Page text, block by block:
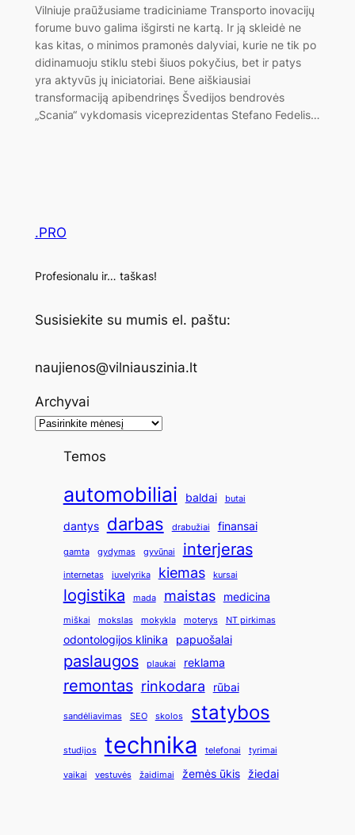
Vilniuje praūžusiame tradiciniame Transporto inovacijų
forume buvo galima išgirsti ne kartą. Ir ją skleidė ne
kas kitas, o minimos pramonės dalyviai, kurie ne tik po
didinamuoju stiklu stebi šiuos pokyčius, bet ir patys
yra aktyvūs jų iniciatoriai. Bene aiškiausiai
transformaciją apibendrinęs Švedijos bendrovės
„Scania“ vykdomasis viceprezidentas Stefano Fedelis…
.PRO
Profesionalu ir… taškas!
Susisiekite su mumis el. paštu:
naujienos@vilniauszinia.lt
Archyvai
Temos
automobiliai baldai butai
dantys darbas drabužiai finansai
gamta gydymas gyvūnai interjeras
internetas juvelyrika kiemas kursai
logistika mada maistas medicina
miškai mokslas mokykla moterys NT pirkimas
odontologijos klinika papuošalai
paslaugos plaukai reklama
remontas rinkodara rūbai
sandėliavimas SEO skolos statybos
studijos technika telefonai tyrimai
vaikai vestuvės žaidimai žemės ūkis žiedai